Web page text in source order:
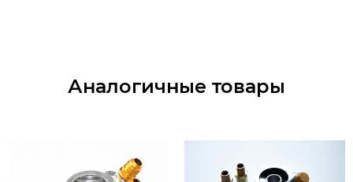
Аналогичные товары